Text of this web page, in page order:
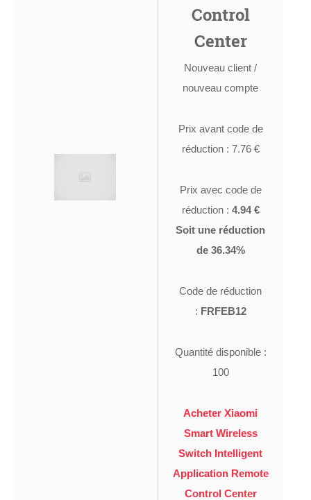
Control
Center
Nouveau client /
nouveau compte
Prix avant code de
réduction : 7.76 €
Prix avec code de
réduction : 4.94 €
Soit une réduction
de 36.34%
Code de réduction
: FRFEB12
Quantité disponible :
100
Acheter Xiaomi
Smart Wireless
Switch Intelligent
Application Remote
Control Center